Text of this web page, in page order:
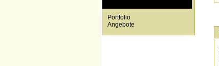
Portfolio
Angebote